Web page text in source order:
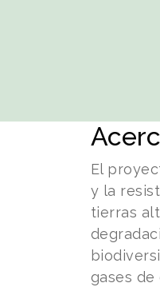
El
y la
tierras
gases